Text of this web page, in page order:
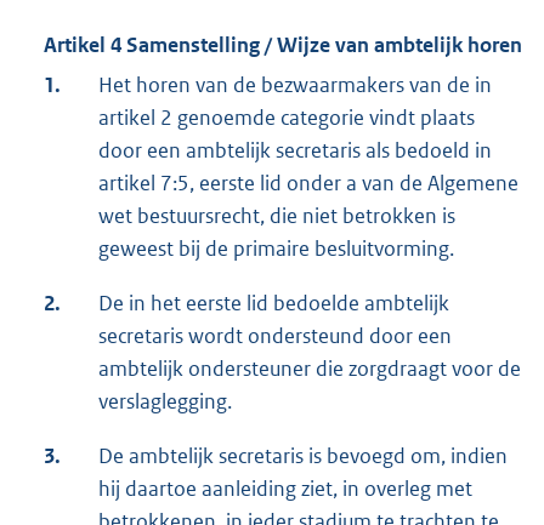
Artikel 4 Samenstelling / Wijze van ambtelijk horen
1.
Het horen van de bezwaarmakers van de in
artikel 2 genoemde categorie vindt plaats
door een ambtelijk secretaris als bedoeld in
artikel 7:5, eerste lid onder a van de Algemene
wet bestuursrecht, die niet betrokken is
geweest bij de primaire besluitvorming.
2.
De in het eerste lid bedoelde ambtelijk
secretaris wordt ondersteund door een
ambtelijk ondersteuner die zorgdraagt voor de
verslaglegging.
3.
De ambtelijk secretaris is bevoegd om, indien
hij daartoe aanleiding ziet, in overleg met